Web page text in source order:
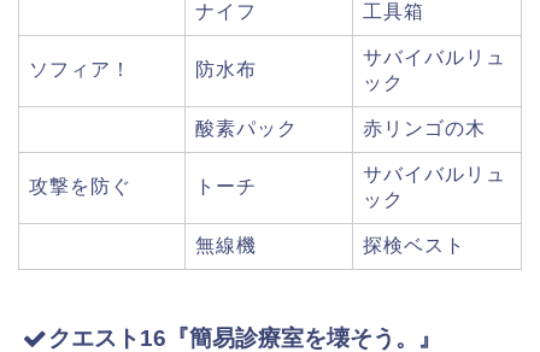
ナイフ 工具箱
ソフィア！ 防水布
サバイバルリュ
ック
酸素パック 赤リンゴの木
攻撃を防ぐ トーチ
サバイバルリュ
ック
無線機 探検ベスト
クエスト16『簡易診療室を壊そう。』